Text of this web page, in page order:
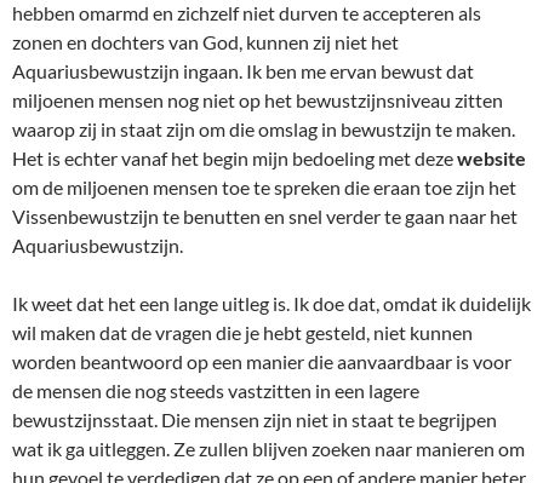
hebben omarmd en zichzelf niet durven te accepteren als
zonen en dochters van God, kunnen zij niet het
Aquariusbewustzijn ingaan. Ik ben me ervan bewust dat
miljoenen mensen nog niet op het bewustzijnsniveau zitten
waarop zij in staat zijn om die omslag in bewustzijn te maken.
Het is echter vanaf het begin mijn bedoeling met dezewebsite
om de miljoenen mensen toe te spreken die eraan toe zijn het
Vissenbewustzijn te benutten en snel verder te gaan naar het
Aquariusbewustzijn.
Ik weet dat het een lange uitleg is. Ik doe dat, omdat ik duidelijk
wil maken dat de vragen die je hebt gesteld, niet kunnen
worden beantwoord op een manier die aanvaardbaar is voor
de mensen die nog steeds vastzitten in een lagere
bewustzijnsstaat. Die mensen zijn niet in staat te begrijpen
wat ik ga uitleggen. Ze zullen blijven zoeken naar manieren om
hun gevoel te verdedigen dat ze op een of andere manier beter